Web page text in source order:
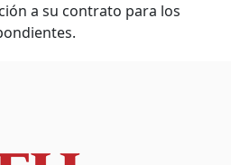
a su contrato para los